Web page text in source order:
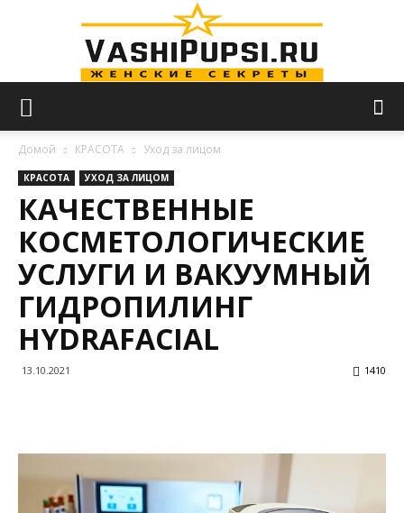
—
Женские
Домой КРАСОТА Уход за лицом
КРАСОТА УХОД ЗА ЛИЦОМ
КАЧЕСТВЕННЫЕ
КОСМЕТОЛОГИЧЕСКИЕ
УСЛУГИ И ВАКУУМНЫЙ
ГИДРОПИЛИНГ
HYDRAFACIAL
13.10.2021 1410